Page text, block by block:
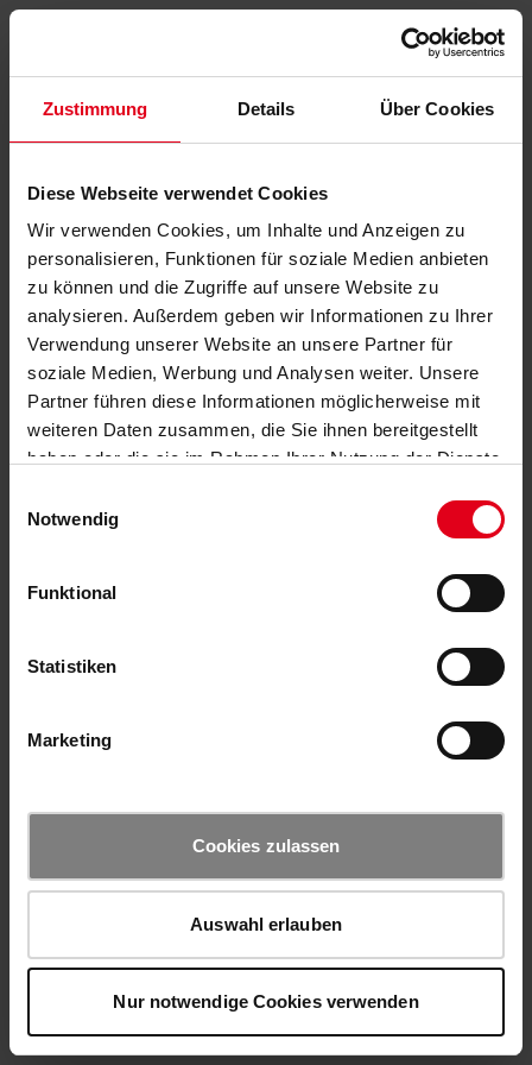
Zustimmung Details Über Cookies
Diese Webseite verwendet Cookies
Wir verwenden Cookies, um Inhalte und Anzeigen zu
personalisieren, Funktionen für soziale Medien anbieten
zu können und die Zugriffe auf unsere Website zu
analysieren. Außerdem geben wir Informationen zu Ihrer
Verwendung unserer Website an unsere Partner für
soziale Medien, Werbung und Analysen weiter. Unsere
Partner führen diese Informationen möglicherweise mit
weiteren Daten zusammen, die Sie ihnen bereitgestellt
haben oder die sie im Rahmen Ihrer Nutzung der Dienste
Notwendig
Funktional
Statistiken
Marketing
Cookies zulassen
Auswahl erlauben
Nur notwendige Cookies verwenden